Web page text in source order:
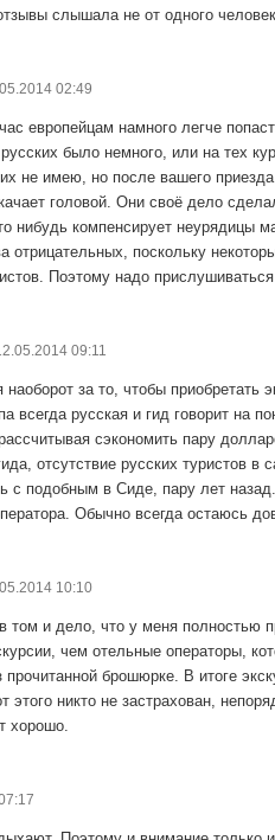
слышала не от одного
02:49
европейцам намного легче
было немного, или на тех
не имею, но после вашего
головой. Они своё дело
нибудь компенсирует неурядицы
отрицательных, поскольку
Поэтому надо
09:11
за то, чтобы приобретать
всегда русская и гид говорит на
сэкономить пару
отсутствие русских туристов
с подобным в Сиде, пару лет
Обычно всегда остаюсь
10:10
том и дело, что у меня полностью
чем отельные операторы,
прочитанной брошюрке. В итоге
этого никто не застрахован,
хорошо.